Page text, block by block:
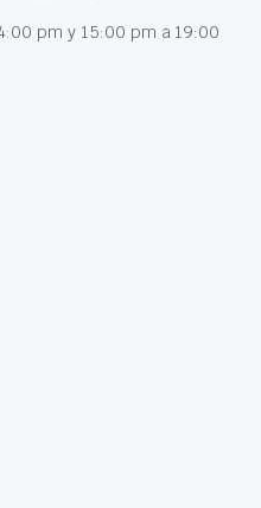
pm y 15:00 pm a 19:00